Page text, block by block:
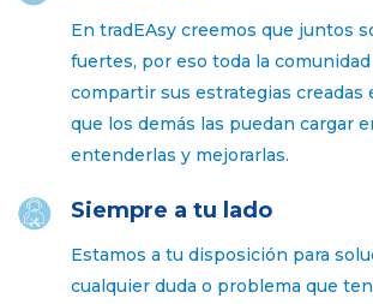
En tradEAsy creemos que juntos
fuertes, por eso toda la
compartir sus estrategias creadas
que los demás las puedan cargar
entenderlas y mejorarlas.
Siempre a tu lado
Estamos a tu disposición para
cualquier duda o problema que